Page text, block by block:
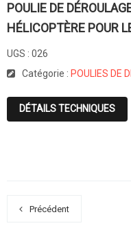
POULIE DE
HÉLICOPTÈRE POUR
UGS : 026
Catégorie : POULIES DE
DÉTAILS TECHNIQUES
Précédent